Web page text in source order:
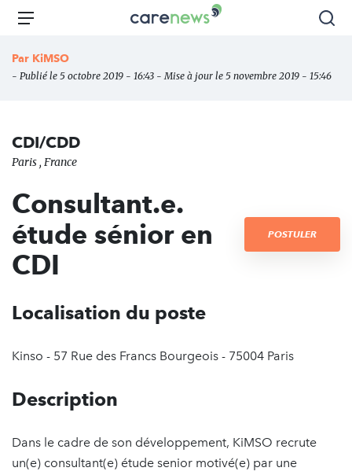
Aller
principal
Carenews,
des
Menu
Par KiMSO
- Publié le 5 octobre 2019 - 16:43 - Mise à jour le 5 novembre 2019 - 15:46
CDI/CDD
Paris , France
Consultant.e.
étude sénior en
CDI
POSTULER
Localisation du poste
Kinso - 57 Rue des Francs Bourgeois - 75004 Paris
Description
Dans le cadre de son développement, KiMSO recrute
un(e) consultant(e) étude senior motivé(e) par une